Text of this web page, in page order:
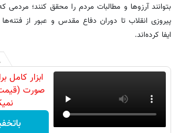
بتوانند آرزوها و مطالبات مردم را محقق کنند؛ مردمی
پیروزی انقلاب تا دوران دفاع مقدس و عبور از
ایفا کرده‌اند.
ابزار کامل
صورت (قیمت